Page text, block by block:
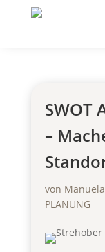
SWOT
–
von
PLANUNG